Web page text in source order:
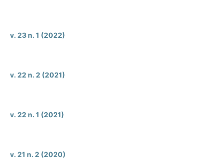
v. 23 n. 1 (2022)
v. 22 n. 2 (2021)
v. 22 n. 1 (2021)
v. 21 n. 2 (2020)